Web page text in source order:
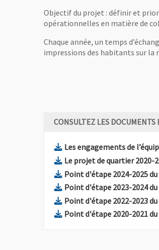
Objectif du projet : définir et
opérationnelles en matière de
Chaque année, un temps
impressions des habitants sur la
CONSULTEZ LES
Les engagements de
Le projet de quartier 2020-
Point d'étape 2024-2025
Point d'étape 2023-2024
Point d'étape 2022-2023
Point d'étape 2020-2021